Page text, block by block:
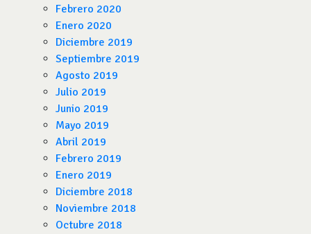
Febrero 2020
Enero 2020
Diciembre 2019
Septiembre 2019
Agosto 2019
Julio 2019
Junio 2019
Mayo 2019
Abril 2019
Febrero 2019
Enero 2019
Diciembre 2018
Noviembre 2018
Octubre 2018